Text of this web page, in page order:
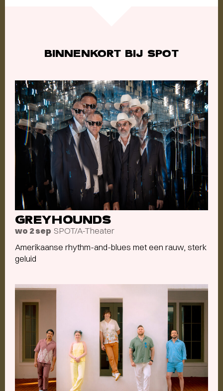
BINNENKORT BIJ SPOT
GREYHOUNDS
wo 2 sep SPOT/A-Theater
Amerikaanse rhythm-and-blues met een rauw, sterk
geluid